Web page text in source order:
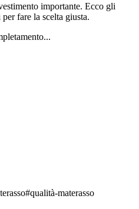
importante. Ecco gli
fare la scelta giusta.
#qualità-materasso